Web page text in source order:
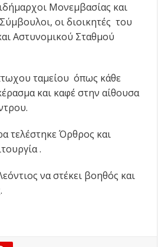
Μονεμβασίας και
οι διοικητές του
Αστυνομικού Σταθμού
ταμείου όπως κάθε
και καφέ στην αίθουσα
τελέστηκε Όρθρος και
.
να στέκει βοηθός και